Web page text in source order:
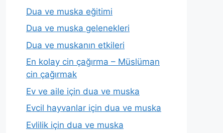
Dua ve muska eğitimi
Dua ve muska gelenekleri
Dua ve muskanın etkileri
En kolay cin çağırma – Müslüman
cin çağırmak
Ev ve aile için dua ve muska
Evcil hayvanlar için dua ve muska
Evlilik için dua ve muska